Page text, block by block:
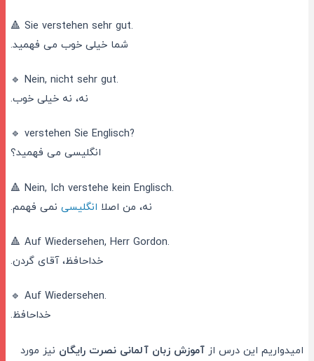
🔺 Sie verstehen sehr gut.
شما خیلی خوب می فهمید.
🔹 Nein, nicht sehr gut.
نه، نه خیلی خوب.
🔹 verstehen Sie Englisch?
انگلیسی می فهمید؟
🔺 Nein, Ich verstehe kein Englisch.
نه، من اصلا انگلیسینمی فهمم.
🔺 Auf Wiedersehen, Herr Gordon.
خداحافظ، آقای گردن.
🔹 Auf Wiedersehen.
خداحافظ.
امیدواریم این درس از آموزش زبان آلمانی نصرت رایگاننیز مورد